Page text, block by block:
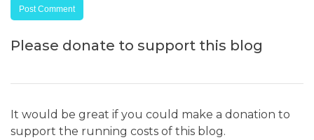
Please donate to support this blog
It would be great if you could make a donation to
support the running costs of this blog.